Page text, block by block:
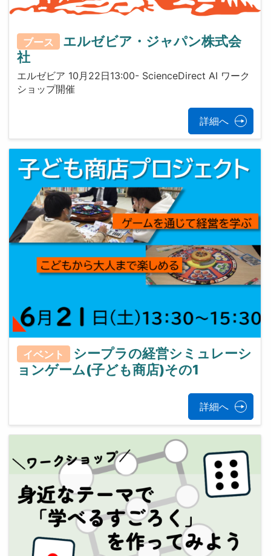
ブース
エルゼビア・ジャパン株式会
社
エルゼビア 10月22日13:00- ScienceDirect AI ワーク
ショップ開催
詳細へ
イベント
シープラの経営シミュレーシ
ョンゲーム(子ども商店)その1
詳細へ